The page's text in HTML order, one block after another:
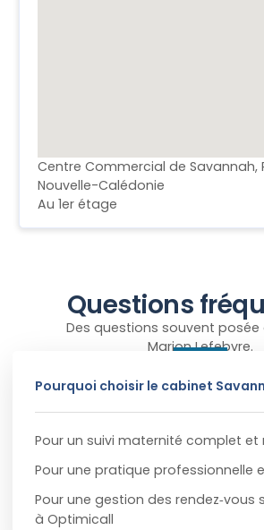
Centre Commercial de Savannah,
Nouvelle-Calédonie
Au 1er étage
Questions
Des questions souvent posée
Marion Lefebvre.
Pourquoi choisir le cabinet
Pour un suivi maternité complet et
Pour une pratique professionnelle
Pour une gestion des rendez‑vous
à Optimicall